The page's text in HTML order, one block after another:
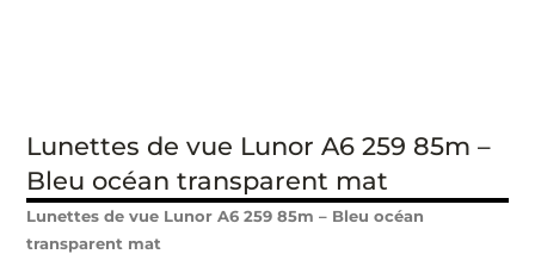
Lunettes de vue Lunor A6 259 85m –
Bleu océan transparent mat
Lunettes de vue Lunor A6 259 85m – Bleu océan
transparent mat